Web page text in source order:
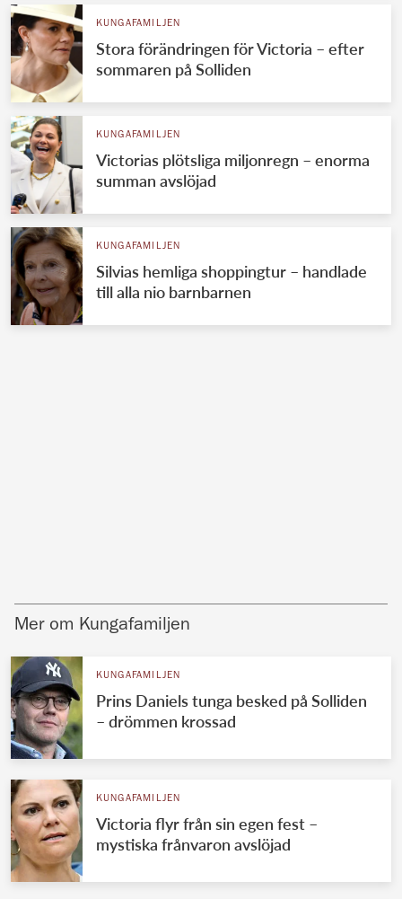
KUNGAFAMILJEN
Stora förändringen för Victoria – efter
sommaren på Solliden
KUNGAFAMILJEN
Victorias plötsliga miljonregn – enorma
summan avslöjad
KUNGAFAMILJEN
Silvias hemliga shoppingtur – handlade
till alla nio barnbarnen
Mer om Kungafamiljen
KUNGAFAMILJEN
Prins Daniels tunga besked på Solliden
– drömmen krossad
KUNGAFAMILJEN
Victoria flyr från sin egen fest –
mystiska frånvaron avslöjad